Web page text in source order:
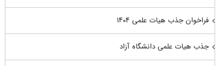
فراخوان جذب هیات علمی ۱۴۰۴
جذب هیات علمی دانشگاه آزاد